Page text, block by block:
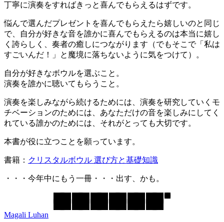
丁寧に演奏をすればきっと喜んでもらえるはずです。
悩んで選んだプレゼントを喜んでもらえたら嬉しいのと同じ
で、自分が好きな音を誰かに喜んでもらえるのは本当に嬉し
く誇らしく、奏者の癒しにつながります（でもそこで「私は
すごいんだ！」と魔境に落ちないように気をつけて）。
自分が好きなボウルを選ぶこと。
演奏を誰かに聴いてもらうこと。
演奏を楽しみながら続けるためには、演奏を研究していくモ
チベーションのためには、あなただけの音を楽しみにしてく
れている誰かのためには、それがとっても大切です。
本書が役に立つことを願っています。
書籍： クリスタルボウル 選び方と基礎知識
・・・今年中にもう一冊・・・出す、かも。
Magali Luhan